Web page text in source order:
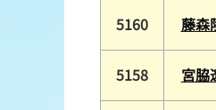
5160 藤森
5158 宮脇